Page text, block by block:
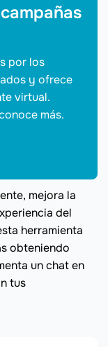
por los
y ofrece
virtual.
más.
mejora la
del
herramienta
obteniendo
un chat en
tus